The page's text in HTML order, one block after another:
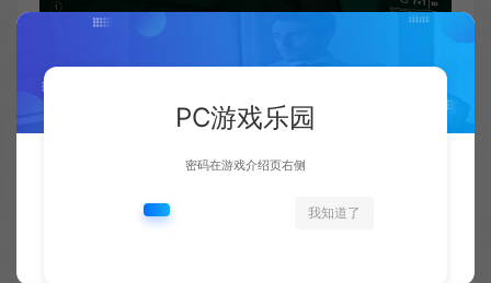
PC游戏乐园
密码在游戏介绍页右侧
我知道了